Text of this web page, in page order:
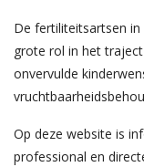
De fertiliteitsartsen in
grote rol in het
onvervulde
Op deze website is
professional en